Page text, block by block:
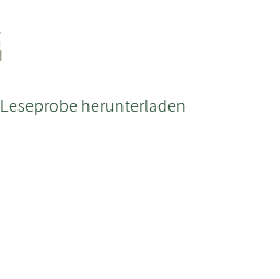
Leseprobe herunterladen